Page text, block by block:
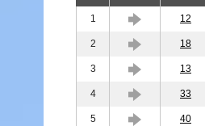
1 12
2 18
3 13
4 33
5 40